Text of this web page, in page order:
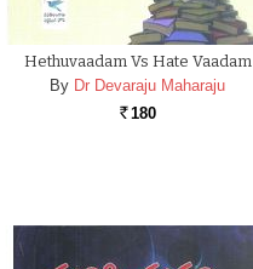
Hethuvaadam Vs Hate Vaadam
By Dr Devaraju Maharaju
Rs. 180